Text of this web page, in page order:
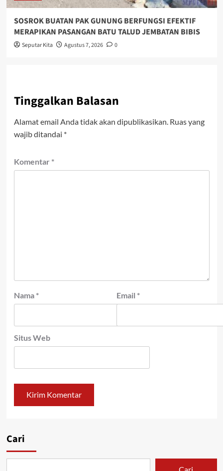
SOSROK BUATAN PAK GUNUNG BERFUNGSI EFEKTIF
MERAPIKAN PASANGAN BATU TALUD JEMBATAN BIBIS
Seputar Kita Agustus 7, 2026 0
Tinggalkan Balasan
Alamat email Anda tidak akan dipublikasikan. Ruas yang
wajib ditandai *
Komentar *
Nama * Email *
Situs Web
Cari